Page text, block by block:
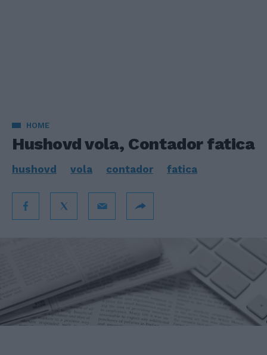
HOME
Hushovd vola, Contador fatica
hushovd vola contador fatica